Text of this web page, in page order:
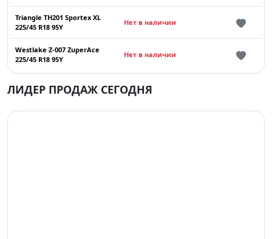
Triangle TH201 Sportex XL
225/45 R18 95Y
Нет в наличии
Westlake Z-007 ZuperAce
225/45 R18 95Y
Нет в наличии
ЛИДЕР ПРОДАЖ СЕГОДНЯ